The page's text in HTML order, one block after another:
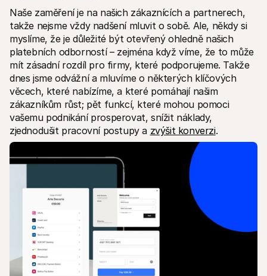
Přidejte se k nám - hledáme nové
kolegy!
Kontakt
Pro nakupující
Zjistěte, proč se Mollie objevila na vašem bankovním výpisu
Pro zákazníky Mollie
Obraťte se na náš tým zákaznické podpory
Kontaktujte obchodní tým
Zjistěte, jak můžeme pomoci vašemu podnikání
Naše zaměření je na našich zákaznících a partnerech,
takže nejsme vždy nadšení mluvit o sobě. Ale, někdy si
myslíme, že je důležité být otevřený ohledně našich
platebních odborností – zejména když víme, že to může
mít zásadní rozdíl pro firmy, které podporujeme. Takže
dnes jsme odvážní a mluvíme o některých klíčových
věcech, které nabízíme, a které pomáhají našim
zákazníkům růst; pět funkcí, které mohou pomoci
vašemu podnikání prosperovat, snížit náklady,
zjednodušit pracovní postupy a zvýšit konverzi.